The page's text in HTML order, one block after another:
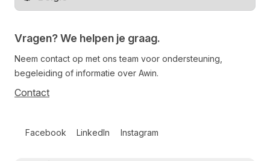
Vragen? We helpen je graag.
Neem contact op met ons team voor ondersteuning,
begeleiding of informatie over Awin.
Contact
Facebook LinkedIn Instagram